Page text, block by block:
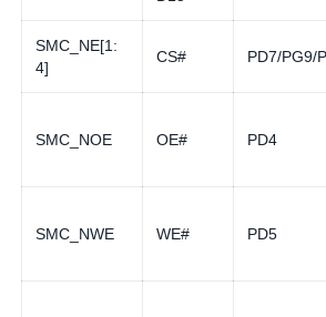
SMC_NE[1:
4]
CS# PD7/PG9/
SMC_NOE OE# PD4
SMC_NWE WE# PD5